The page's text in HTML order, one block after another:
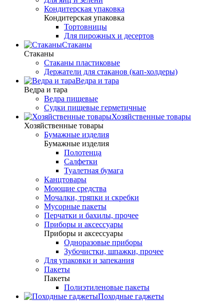
Кондитерская упаковка
Кондитерская упаковка
Тортовницы
Для пирожных и десертов
Стаканы
Стаканы
Стаканы пластиковые
Держатели для стаканов (кап-холдеры)
Ведра и тара
Ведра и тара
Ведра пищевые
Судки пищевые герметичные
Хозяйственные товары
Хозяйственные товары
Бумажные изделия
Бумажные изделия
Полотенца
Салфетки
Туалетная бумага
Канцтовары
Моющие средства
Мочалки, тряпки и скребки
Мусорные пакеты
Перчатки и бахилы, прочее
Приборы и аксессуары
Приборы и аксессуары
Одноразовые приборы
Зубочистки, шпажки, прочее
Для упаковки и запекания
Пакеты
Пакеты
Полиэтиленовые пакеты
Походные гаджеты